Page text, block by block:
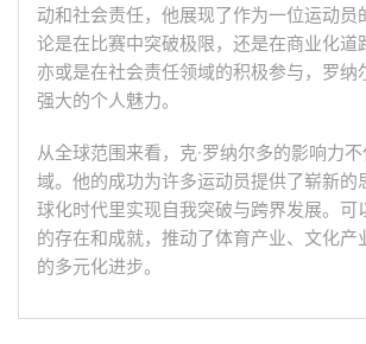
动和社会责任，他展现了作为一位运动员
论是在比赛中突破极限，还是在商业化道
亦或是在社会责任领域的积极参与，罗纳
强大的个人魅力。
从全球范围来看，克·罗纳尔多的影响力
域。他的成功为许多运动员提供了崭新的
球化时代里实现自我突破与跨界发展。可
的存在和成就，推动了体育产业、文化产
的多元化进步。